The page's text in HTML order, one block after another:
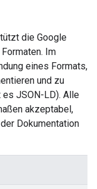
die Google
Im
eines Formats,
und zu
JSON-LD). Alle
akzeptabel,
Dokumentation